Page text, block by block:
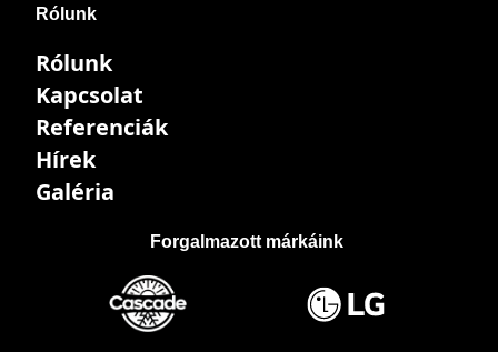
Rólunk
Rólunk
Kapcsolat
Referenciák
Hírek
Galéria
Forgalmazott márkáink